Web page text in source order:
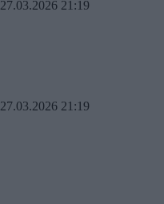
27.03.2026 21:19
27.03.2026 21:19